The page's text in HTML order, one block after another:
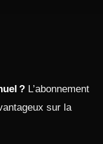
? L’abonnement
sur la